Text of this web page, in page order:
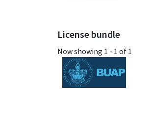
License bundle
Now showing 1 - 1 of 1